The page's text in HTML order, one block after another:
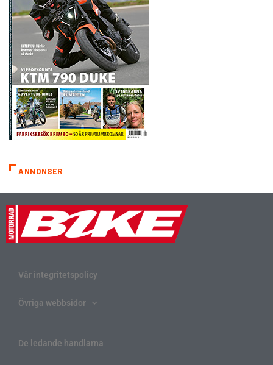
ANNONSER
Vår integritetspolicy
Övriga webbsidor
De ledande handlarna